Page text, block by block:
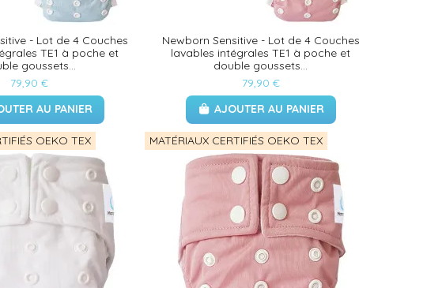
- Lot de 4 Couches
TE1 à poche et
goussets...
79,90 €
AU PANIER
Newborn Sensitive - Lot de 4 Couches
lavables intégrales TE1 à poche et
double goussets...
79,90 €
AJOUTER AU PANIER
OEKO TEX MATÉRIAUX CERTIFIÉS OEKO TEX